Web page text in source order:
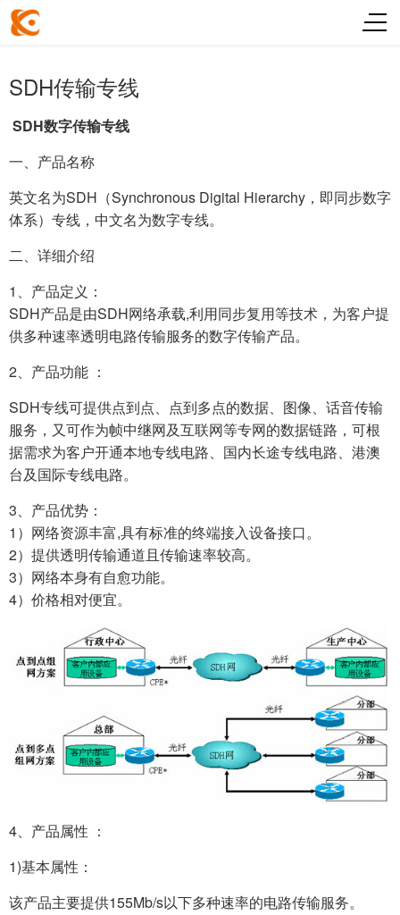
SDH传输专线
SDH数字传输专线
一、产品名称
英文名为SDH（Synchronous Digital Hierarchy，即同步数字
体系）专线，中文名为数字专线。
二、详细介绍
1、产品定义：
SDH产品是由SDH网络承载,利用同步复用等技术，为客户提
供多种速率透明电路传输服务的数字传输产品。
2、产品功能 ：
SDH专线可提供点到点、点到多点的数据、图像、话音传输
服务，又可作为帧中继网及互联网等专网的数据链路，可根
据需求为客户开通本地专线电路、国内长途专线电路、港澳
台及国际专线电路。
3、产品优势：
1）网络资源丰富,具有标准的终端接入设备接口。
2）提供透明传输通道且传输速率较高。
3）网络本身有自愈功能。
4）价格相对便宜。
4、产品属性 ：
1)基本属性：
该产品主要提供155Mb/s以下多种速率的电路传输服务。